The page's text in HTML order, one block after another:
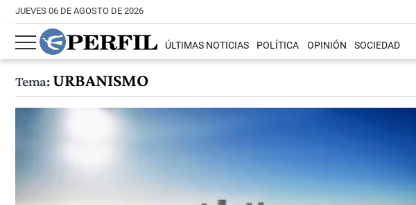
JUEVES 06 DE AGOSTO DE 2026
ÚLTIMAS NOTICIAS POLÍTICA OPINIÓN SOCIEDAD
Tema:URBANISMO